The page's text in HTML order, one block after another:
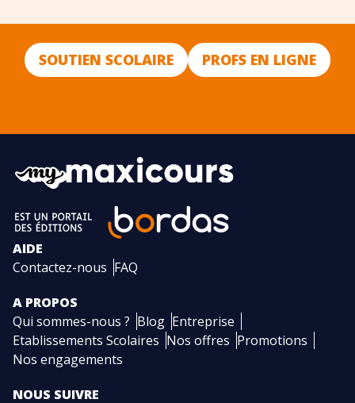
SOUTIEN SCOLAIRE PROFS EN LIGNE
AIDE
Contactez-nous FAQ
A PROPOS
Qui sommes-nous ? Blog Entreprise
Etablissements Scolaires Nos offres Promotions
Nos engagements
NOUS SUIVRE